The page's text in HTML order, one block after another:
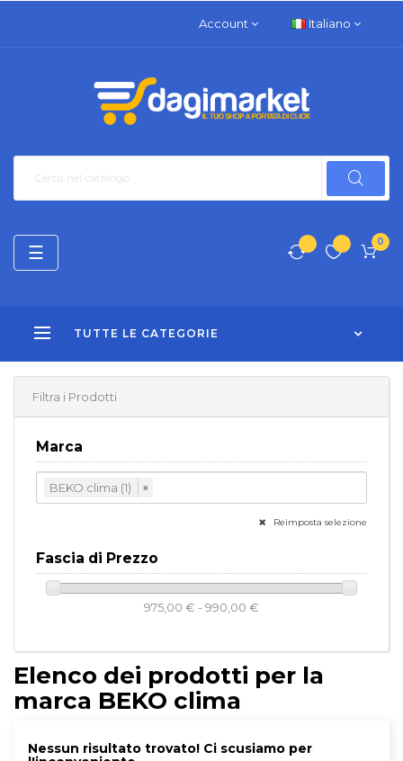
Account Italiano
0
TUTTE LE CATEGORIE
navigazione
Toggle
☰
Filtra i Prodotti
Marca
BEKO clima (1) ×
Reimposta selezione
Fascia di Prezzo
975,00 € - 990,00 €
Elenco dei prodotti per la
marca BEKO clima
Nessun risultato trovato! Ci scusiamo per